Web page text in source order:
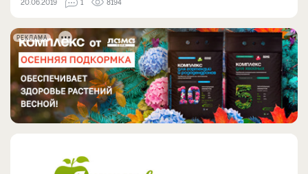
РЕКЛАМА